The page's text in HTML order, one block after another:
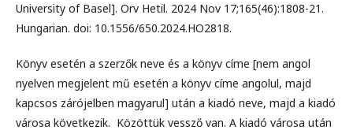
University of Basel]. Orv Hetil. 2024 Nov 17;165(46):1808-21.
Hungarian. doi: 10.1556/650.2024.HO2818.
Könyv esetén a szerzők neve és a könyv címe [nem angol
nyelven megjelent mű esetén a könyv címe angolul, majd
kapcsos zárójelben magyarul] után a kiadó neve, majd a kiadó
városa következik. Közöttük vessző van. A kiadó városa után